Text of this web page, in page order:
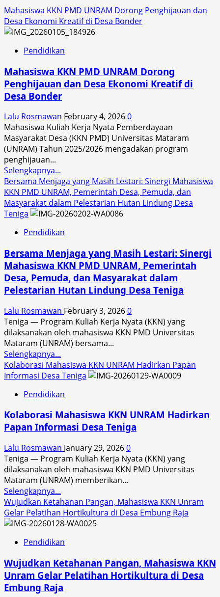
Mahasiswa KKN PMD UNRAM Dorong Penghijauan dan
Desa Ekonomi Kreatif di Desa Bonder
Pendidikan
Mahasiswa KKN PMD UNRAM Dorong
Penghijauan dan Desa Ekonomi Kreatif di
Desa Bonder
Lalu Rosmawan February 4, 20260
Mahasiswa Kuliah Kerja Nyata Pemberdayaan
Masyarakat Desa (KKN PMD) Universitas Mataram
(UNRAM) Tahun 2025/2026 mengadakan program
penghijauan...
Selengkapnya...
more
about
Mahasiswa
KKN
UNRAM
Penghijauan
dan
Desa
Ekonomi
di
Desa
Bonder
Bersama Menjaga yang Masih Lestari: Sinergi Mahasiswa
KKN PMD UNRAM, Pemerintah Desa, Pemuda, dan
Masyarakat dalam Pelestarian Hutan Lindung Desa
Teniga
Pendidikan
Bersama Menjaga yang Masih Lestari: Sinergi
Mahasiswa KKN PMD UNRAM, Pemerintah
Desa, Pemuda, dan Masyarakat dalam
Pelestarian Hutan Lindung Desa Teniga
Lalu Rosmawan February 3, 20260
Teniga — Program Kuliah Kerja Nyata (KKN) yang
dilaksanakan oleh mahasiswa KKN PMD Universitas
Mataram (UNRAM) bersama...
Selengkapnya...
more
about
Menjaga
Masih
Lestari:
Mahasiswa
KKN
PMD
UNRAM,
Pemerintah
Desa,
Pemuda,
dan
dalam
Pelestarian
Hutan
Lindung
Desa
Kolaborasi Mahasiswa KKN UNRAM Hadirkan Papan
Informasi Desa Teniga
Pendidikan
Kolaborasi Mahasiswa KKN UNRAM Hadirkan
Papan Informasi Desa Teniga
Lalu Rosmawan January 29, 20260
Teniga — Program Kuliah Kerja Nyata (KKN) yang
dilaksanakan oleh mahasiswa KKN PMD Universitas
Mataram (UNRAM) memberikan...
Selengkapnya...
more
about
Kolaborasi
KKN
Hadirkan
Papan
Informasi
Wujudkan Ketahanan Pangan, Mahasiswa KKN Unram
Gelar Pelatihan Hortikultura di Desa Embung Raja
Pendidikan
Wujudkan Ketahanan Pangan, Mahasiswa KKN
Unram Gelar Pelatihan Hortikultura di Desa
Embung Raja